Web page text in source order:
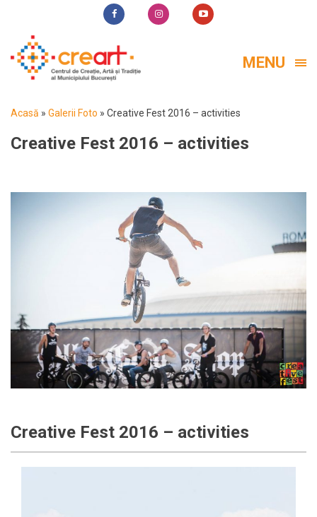
MENU
Acasă » Galerii Foto » Creative Fest 2016 – activities
Creative Fest 2016 – activities
Creative Fest 2016 – activities